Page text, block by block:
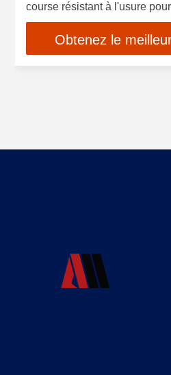
course résistant à l'usure
centre commercial et salon
Obtenez le